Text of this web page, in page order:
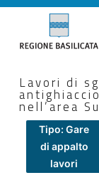
Lavori di
nell’area
Tipo: Gare
di appalto
lavori